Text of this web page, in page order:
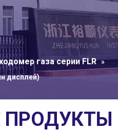
газа серии FLR »
дисплей)